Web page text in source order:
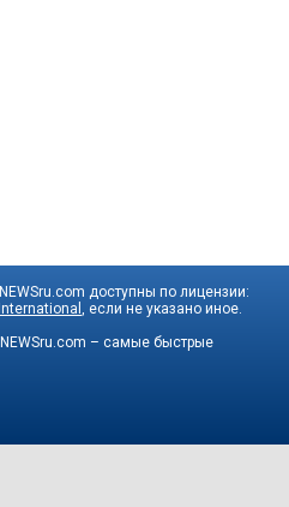
доступны по лицензии:
, если не указано иное.
NEWSru.com – самые быстрые